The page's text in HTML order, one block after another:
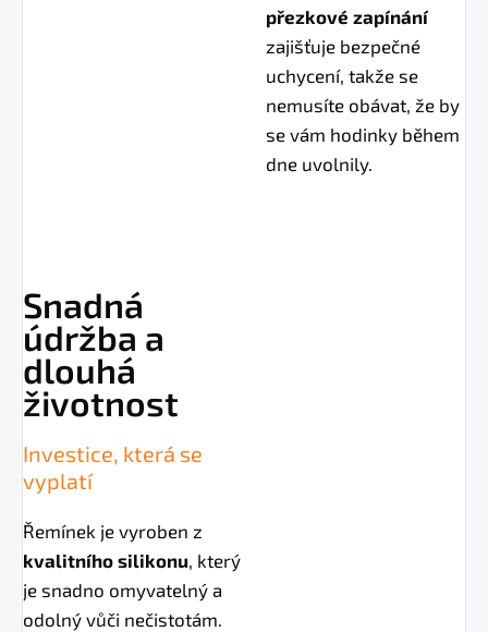
přezkové zapínání
zajišťuje bezpečné
uchycení, takže se
nemusíte obávat, že by
se vám hodinky během
dne uvolnily.
Snadná
údržba a
dlouhá
životnost
Investice, která se
vyplatí
Řemínek je vyroben z
kvalitního silikonu, který
je snadno omyvatelný a
odolný vůči nečistotám.